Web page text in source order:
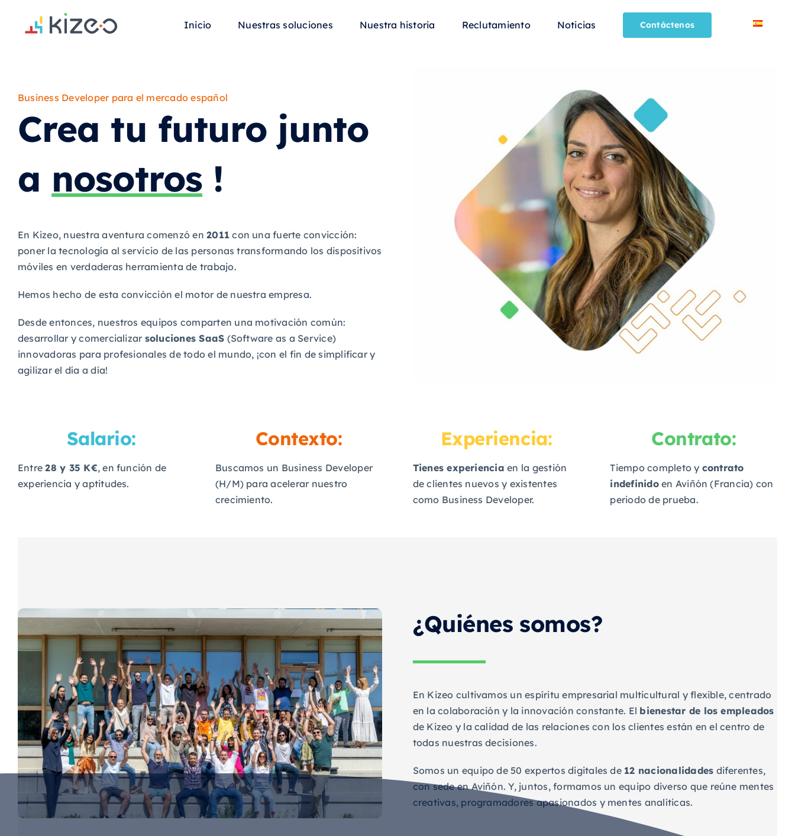
Inicio Nuestras soluciones Nuestra historia Reclutamiento Noticias Contáctenos
Business Developer para el mercado español
Crea tu futuro junto
a nosotros!
En Kizeo, nuestra aventura comenzó en2011 con una fuerte convicción:
poner la tecnología al servicio de las personas transformando los dispositivos
móviles en verdaderas herramienta de trabajo.
Hemos hecho de esta convicción el motor de nuestra empresa.
Desde entonces, nuestros equipos comparten una motivación común:
desarrollar y comercializar soluciones SaaS (Software as a Service)
innovadoras para profesionales de todo el mundo, ¡con el fin de simplificar y
agilizar el día a día!
Salario:
Entre28 y 35 K€, en función de
experiencia y aptitudes.
Contexto:
Buscamos un Business Developer
(H/M) para acelerar nuestro
crecimiento.
Experiencia:
Tienes experiencia en la gestión
de clientes nuevos y existentes
como Business Developer.
Contrato:
Tiempo completo y contrato
indefinidoen Aviñón (Francia) con
periodo de prueba.
¿Quiénes somos?
En Kizeo cultivamos un espíritu empresarial multicultural y flexible, centrado
en la colaboración y la innovación constante. El bienestar de los empleados
de Kizeo y la calidad de las relaciones con los clientes están en el centro de
todas nuestras decisiones.
Somos un equipo de 50 expertos digitales de 12 nacionalidades diferentes,
con sede en Aviñón. Y, juntos, formamos un equipo diverso que reúne mentes
creativas, programadores apasionados y mentes analíticas.